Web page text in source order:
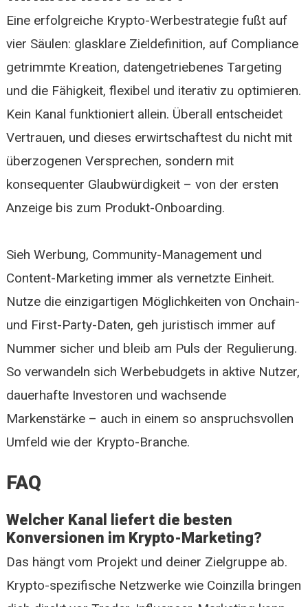
Eine erfolgreiche Krypto-Werbestrategie fußt auf
vier Säulen: glasklare Zieldefinition, auf Compliance
getrimmte Kreation, datengetriebenes Targeting
und die Fähigkeit, flexibel und iterativ zu optimieren.
Kein Kanal funktioniert allein. Überall entscheidet
Vertrauen, und dieses erwirtschaftest du nicht mit
überzogenen Versprechen, sondern mit
konsequenter Glaubwürdigkeit – von der ersten
Anzeige bis zum Produkt-Onboarding.
Sieh Werbung, Community-Management und
Content-Marketing immer als vernetzte Einheit.
Nutze die einzigartigen Möglichkeiten von Onchain-
und First-Party-Daten, geh juristisch immer auf
Nummer sicher und bleib am Puls der Regulierung.
So verwandeln sich Werbebudgets in aktive Nutzer,
dauerhafte Investoren und wachsende
Markenstärke – auch in einem so anspruchsvollen
Umfeld wie der Krypto-Branche.
FAQ
Welcher Kanal liefert die besten
Konversionen im Krypto-Marketing?
Das hängt vom Projekt und deiner Zielgruppe ab.
Krypto-spezifische Netzwerke wie Coinzilla bringen